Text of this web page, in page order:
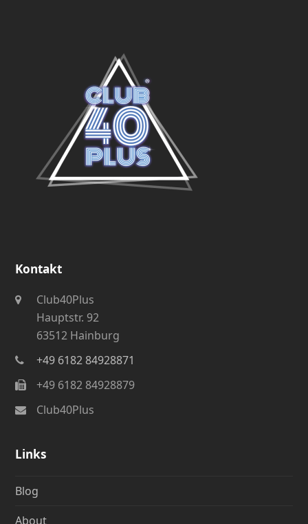
Kontakt
Club40Plus
Hauptstr. 92
63512 Hainburg
+49 6182 84928871
+49 6182 84928879
Club40Plus
Links
Blog
About